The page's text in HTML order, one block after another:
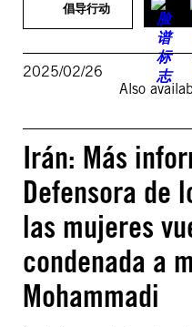
倡导行动
2025/02/26
Also
Irán: Más
Defensora de
las mujeres
condenada a
Mohammadi